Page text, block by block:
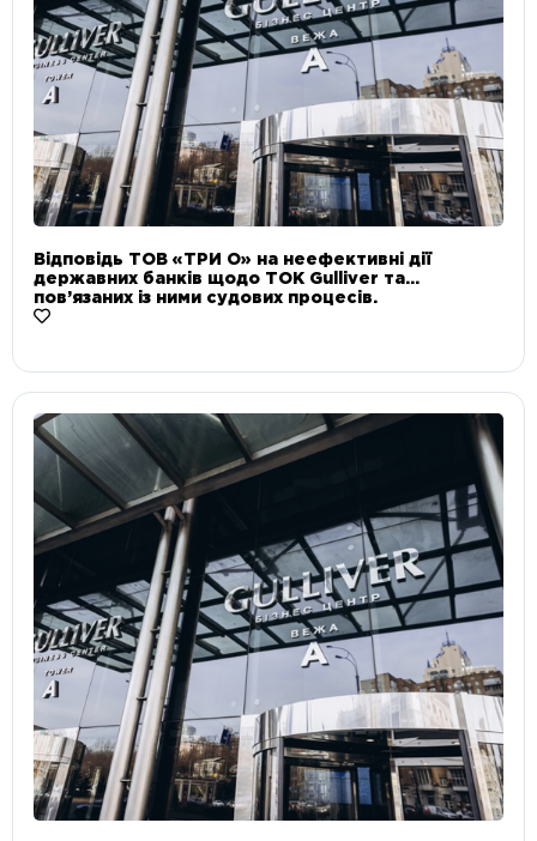
Відповідь ТОВ «ТРИ О» на неефективні дії
державних банків щодо ТОК Gulliver та
пов’язаних із ними судових процесів.